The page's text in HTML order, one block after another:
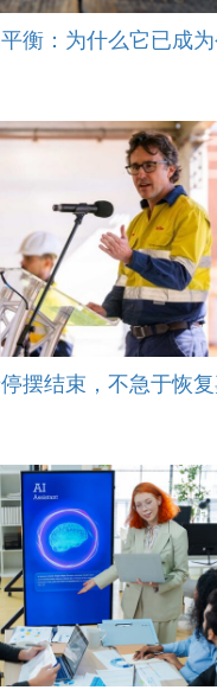
衡：为什么它已成
摆结束，不急于恢